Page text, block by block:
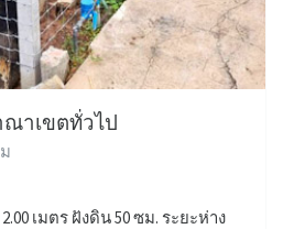
ณาเขตทั่วไป
เมตร ฝังดิน 50 ซม. ระยะห่าง